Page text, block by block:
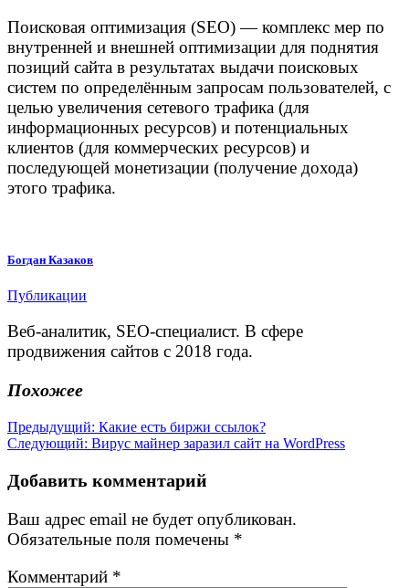
Поисковая оптимизация (SEO) — комплекс мер по
внутренней и внешней оптимизации для поднятия
позиций сайта в результатах выдачи поисковых
систем по определённым запросам пользователей, с
целью увеличения сетевого трафика (для
информационных ресурсов) и потенциальных
клиентов (для коммерческих ресурсов) и
последующей монетизации (получение дохода)
этого трафика.
Богдан Казаков
Публикации
Веб-аналитик, SEO-специалист. В сфере
продвижения сайтов с 2018 года.
Похожее
Навигация
по
записям
Предыдущий: Предыдущая
запись:
Какие есть биржи ссылок?
Следующий: Следующая
Вирус майнер заразил сайт на WordPress
Добавить комментарий
Ваш адрес email не будет опубликован.
Обязательные поля помечены *
Комментарий *